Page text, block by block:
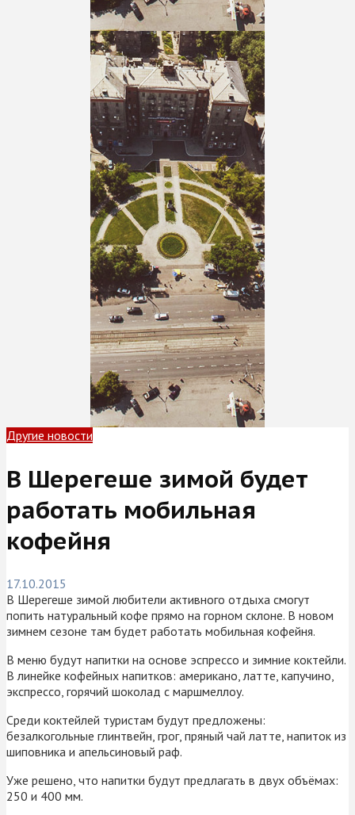
Другие новости
В Шерегеше зимой будет
работать мобильная
кофейня
17.10.2015
В Шерегеше зимой любители активного отдыха смогут
попить натуральный кофе прямо на горном склоне. В новом
зимнем сезоне там будет работать мобильная кофейня.
В меню будут напитки на основе эспрессо и зимние коктейли.
В линейке кофейных напитков: американо, латте, капучино,
экспрессо, горячий шоколад с маршмеллоу.
Среди коктейлей туристам будут предложены:
безалкогольные глинтвейн, грог, пряный чай латте, напиток из
шиповника и апельсиновый раф.
Уже решено, что напитки будут предлагать в двух объёмах:
250 и 400 мм.